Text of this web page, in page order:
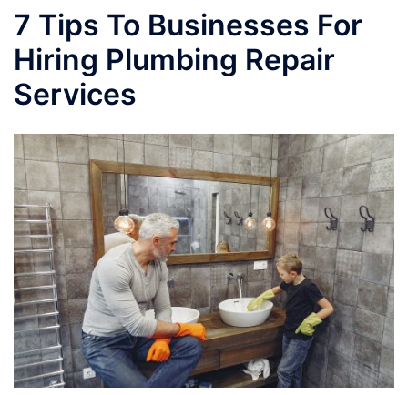
7 Tips To Businesses For
Hiring Plumbing Repair
Services